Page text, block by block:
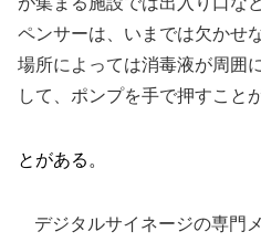
ペンサーは、いまでは欠かせ
場所によっては消毒液が周囲
して、ポンプを手で押すこと
とがある。
デジタルサイネージの専門メ